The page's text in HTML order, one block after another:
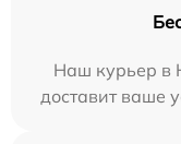
Наш курьер в
доставит ваше